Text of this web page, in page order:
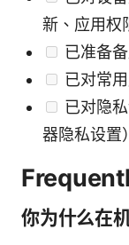
新、应用权
已准备
已对常
已对隐
器隐私设置）
你为什么在